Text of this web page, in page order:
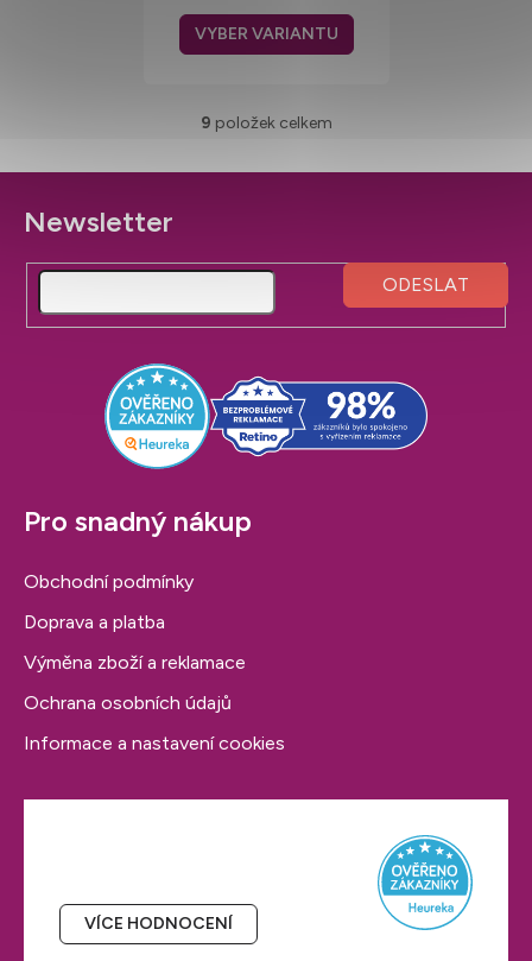
O
a
c
í
r
v
k
9 položek celkem
Z
á
a
VÍCE HODNOCENÍ
Pro snadný nákup
Obchodní podmínky
Doprava a platba
Výměna zboží a reklamace
Ochrana osobních údajů
Informace a nastavení cookies